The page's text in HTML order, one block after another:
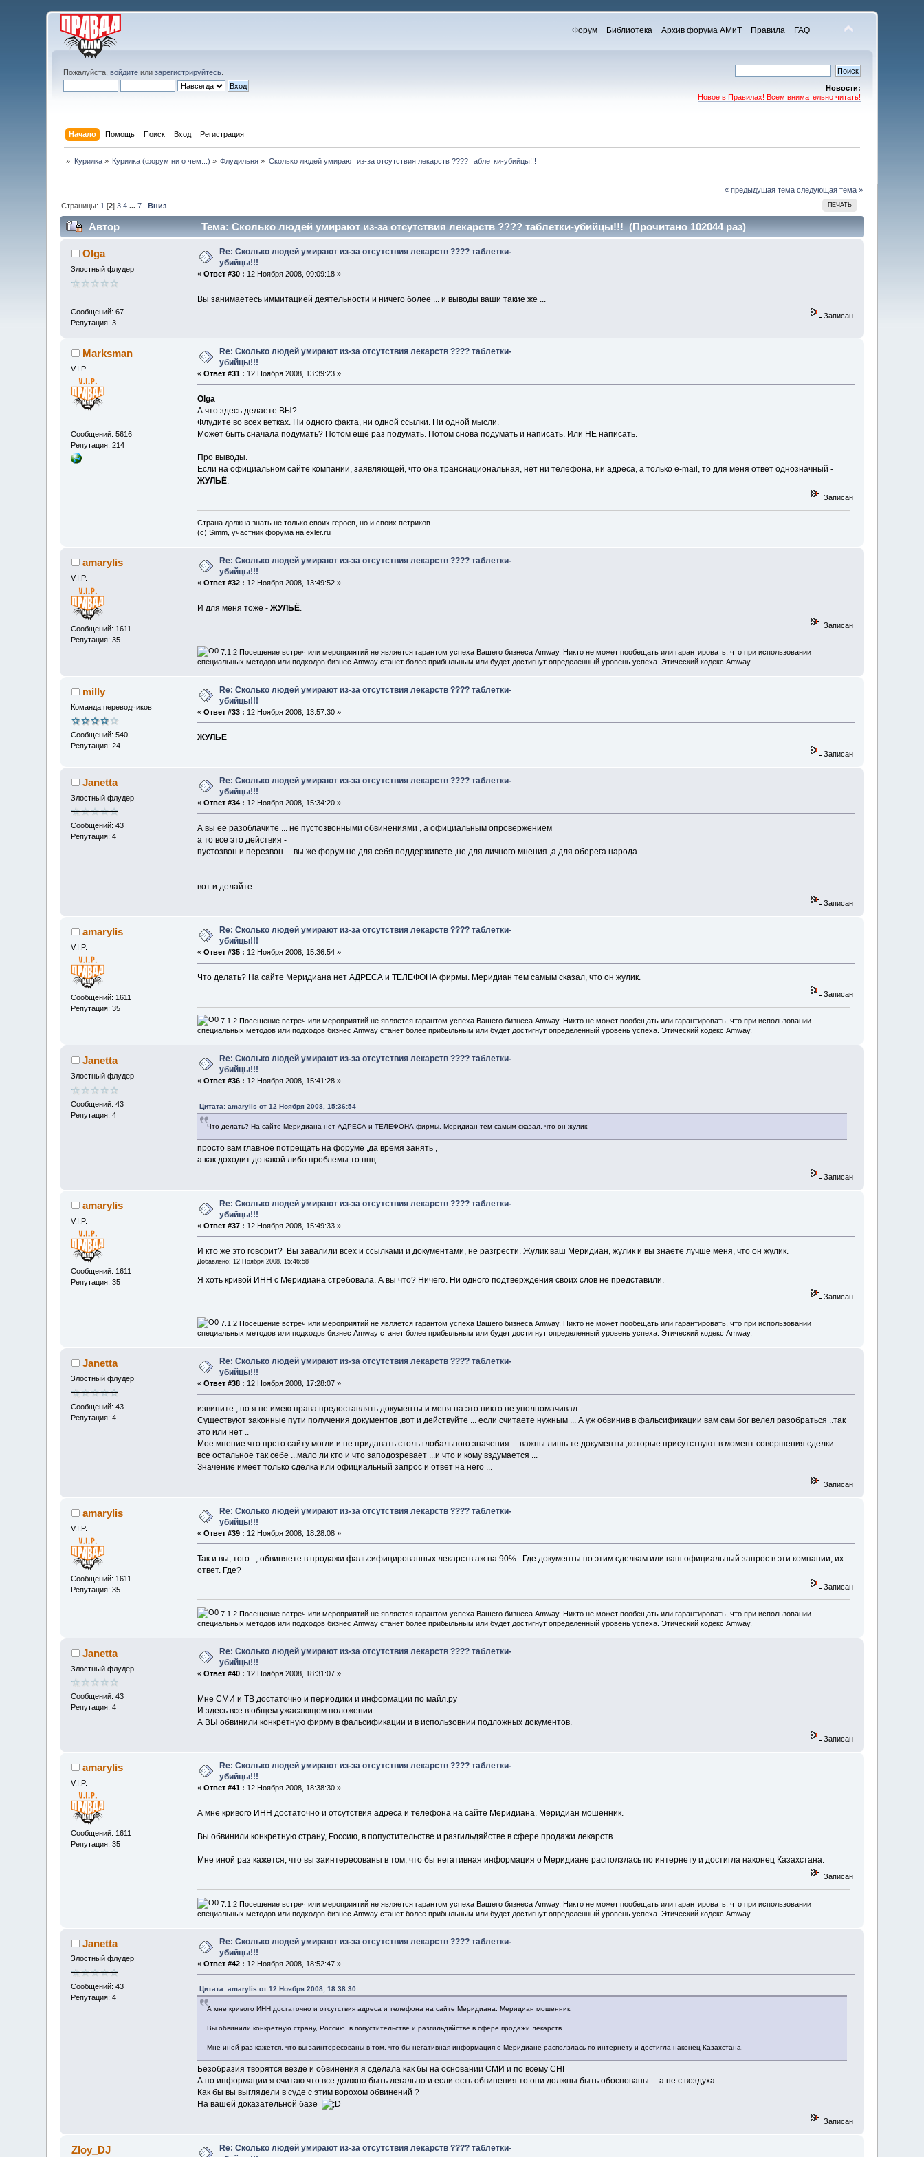
Форум Библиотека Архив форума АМиТ Правила FAQ
Пожалуйста,войдите илизарегистрируйтесь
Новости:
Новое в Правилах! Всем внимательно читать!
Начало Помощь Поиск Вход Регистрация
» Курилка» Курилка (форум ни о чем...) » Флудильня » Сколько людей умирают из-за отсутствия лекарств ???? таблетки-убийцы!!!
« предыдущая тема следующая тема »
ПЕЧАТЬ
Страницы: 1 [2]3 4 ...7 Вниз
Автор Тема: Сколько людей умирают из-за отсутствия лекарств ???? таблетки-убийцы!!! (Прочитано 102044 раз)
Olga
Злостный флудер
Сообщений: 67
Репутация: 3
Re: Сколько людей умирают из-за отсутствия лекарств ???? таблетки-
убийцы!!!
« Ответ #30 : 12 Ноября 2008, 09:09:18 »
Вы занимаетесь иммитацией деятельности и ничего более ... и выводы ваши такие же ...
Записан
Marksman
V.I.P.
Сообщений: 5616
Репутация: 214
Re: Сколько людей умирают из-за отсутствия лекарств ???? таблетки-
убийцы!!!
« Ответ #31 : 12 Ноября 2008, 13:39:23 »
Olga
А что здесь делаете ВЫ?
Флудите во всех ветках. Ни одного факта, ни одной ссылки. Ни одной мысли.
Может быть сначала подумать? Потом ещё раз подумать. Потом снова подумать и написать. Или НЕ написать.
Про выводы.
Если на официальном сайте компании, заявляющей, что она транснациональная, нет ни телефона, ни адреса, а только е-mail, то для меня ответ однозначный -
ЖУЛЬЁ.
Записан
Страна должна знать не только своих героев, но и своих петриков
(c) Simm, участник форума на exler.ru
amarylis
V.I.P.
Сообщений: 1611
Репутация: 35
Re: Сколько людей умирают из-за отсутствия лекарств ???? таблетки-
убийцы!!!
« Ответ #32 : 12 Ноября 2008, 13:49:52 »
И для меня тоже - ЖУЛЬЁ.
Записан
7.1.2 Посещение встреч или мероприятий не является гарантом успеха Вашего бизнеса Amway. Никто не может пообещать или гарантировать, что при использовании
специальных методов или подходов бизнес Amway станет более прибыльным или будет достигнут определенный уровень успеха. Этический кодекс Amway.
milly
Команда переводчиков
Сообщений: 540
Репутация: 24
Re: Сколько людей умирают из-за отсутствия лекарств ???? таблетки-
убийцы!!!
« Ответ #33 : 12 Ноября 2008, 13:57:30 »
ЖУЛЬЁ
Записан
Janetta
Злостный флудер
Сообщений: 43
Репутация: 4
Re: Сколько людей умирают из-за отсутствия лекарств ???? таблетки-
убийцы!!!
« Ответ #34 : 12 Ноября 2008, 15:34:20 »
А вы ее разоблачите ... не пустозвонными обвинениями , а официальным опровержением
а то все это действия -
пустозвон и перезвон ... вы же форум не для себя поддерживете ,не для личного мнения ,а для оберега народа
вот и делайте ...
Записан
amarylis
V.I.P.
Сообщений: 1611
Репутация: 35
Re: Сколько людей умирают из-за отсутствия лекарств ???? таблетки-
убийцы!!!
« Ответ #35 : 12 Ноября 2008, 15:36:54 »
Что делать? На сайте Меридиана нет АДРЕСА и ТЕЛЕФОНА фирмы. Меридиан тем самым сказал, что он жулик.
Записан
7.1.2 Посещение встреч или мероприятий не является гарантом успеха Вашего бизнеса Amway. Никто не может пообещать или гарантировать, что при использовании
специальных методов или подходов бизнес Amway станет более прибыльным или будет достигнут определенный уровень успеха. Этический кодекс Amway.
Janetta
Злостный флудер
Сообщений: 43
Репутация: 4
Re: Сколько людей умирают из-за отсутствия лекарств ???? таблетки-
убийцы!!!
« Ответ #36 : 12 Ноября 2008, 15:41:28 »
Цитата: amarylis от 12 Ноября 2008, 15:36:54
Что делать? На сайте Меридиана нет АДРЕСА и ТЕЛЕФОНА фирмы. Меридиан тем самым сказал, что он жулик.
просто вам главное потрещать на форуме ,да время занять ,
а как доходит до какой либо проблемы то ппц...
Записан
amarylis
V.I.P.
Сообщений: 1611
Репутация: 35
Re: Сколько людей умирают из-за отсутствия лекарств ???? таблетки-
убийцы!!!
« Ответ #37 : 12 Ноября 2008, 15:49:33 »
И кто же это говорит? Вы завалили всех и ссылками и документами, не разгрести. Жулик ваш Меридиан, жулик и вы знаете лучше меня, что он жулик.
Добавлено: 12 Ноября 2008, 15:46:58
Я хоть кривой ИНН с Меридиана стребовала. А вы что? Ничего. Ни одного подтверждения своих слов не представили.
Записан
7.1.2 Посещение встреч или мероприятий не является гарантом успеха Вашего бизнеса Amway. Никто не может пообещать или гарантировать, что при использовании
специальных методов или подходов бизнес Amway станет более прибыльным или будет достигнут определенный уровень успеха. Этический кодекс Amway.
Janetta
Злостный флудер
Сообщений: 43
Репутация: 4
Re: Сколько людей умирают из-за отсутствия лекарств ???? таблетки-
убийцы!!!
« Ответ #38 : 12 Ноября 2008, 17:28:07 »
извините , но я не имею права предоставлять документы и меня на это никто не уполномачивал
Существуют законные пути получения документов ,вот и действуйте ... если считаете нужным ... А уж обвинив в фальсификации вам сам бог велел разобраться ..так
это или нет ..
Мое мнение что прсто сайту могли и не придавать столь глобального значения ... важны лишь те документы ,которые присутствуют в момент совершения сделки ...
все остальное так себе ...мало ли кто и что заподозревает ...и что и кому вздумается ...
Значение имеет только сделка или официальный запрос и ответ на него ...
Записан
amarylis
V.I.P.
Сообщений: 1611
Репутация: 35
Re: Сколько людей умирают из-за отсутствия лекарств ???? таблетки-
убийцы!!!
« Ответ #39 : 12 Ноября 2008, 18:28:08 »
Так и вы, того..., обвиняете в продажи фальсифицированных лекарств аж на 90% . Где документы по этим сделкам или ваш официальный запрос в эти компании, их
ответ. Где?
Записан
7.1.2 Посещение встреч или мероприятий не является гарантом успеха Вашего бизнеса Amway. Никто не может пообещать или гарантировать, что при использовании
специальных методов или подходов бизнес Amway станет более прибыльным или будет достигнут определенный уровень успеха. Этический кодекс Amway.
Janetta
Злостный флудер
Сообщений: 43
Репутация: 4
Re: Сколько людей умирают из-за отсутствия лекарств ???? таблетки-
убийцы!!!
« Ответ #40 : 12 Ноября 2008, 18:31:07 »
Мне СМИ и ТВ достаточно и периодики и информации по майл.ру
И здесь все в общем ужасающем положении...
А ВЫ обвинили конкретную фирму в фальсификации и в использовнии подложных документов.
Записан
amarylis
V.I.P.
Сообщений: 1611
Репутация: 35
Re: Сколько людей умирают из-за отсутствия лекарств ???? таблетки-
убийцы!!!
« Ответ #41 : 12 Ноября 2008, 18:38:30 »
А мне кривого ИНН достаточно и отсутствия адреса и телефона на сайте Меридиана. Меридиан мошенник.
Вы обвинили конкретную страну, Россию, в попустительстве и разгильдяйстве в сфере продажи лекарств.
Мне иной раз кажется, что вы заинтересованы в том, что бы негативная информация о Меридиане расползлась по интернету и достигла наконец Казахстана.
Записан
7.1.2 Посещение встреч или мероприятий не является гарантом успеха Вашего бизнеса Amway. Никто не может пообещать или гарантировать, что при использовании
специальных методов или подходов бизнес Amway станет более прибыльным или будет достигнут определенный уровень успеха. Этический кодекс Amway.
Janetta
Злостный флудер
Сообщений: 43
Репутация: 4
Re: Сколько людей умирают из-за отсутствия лекарств ???? таблетки-
убийцы!!!
« Ответ #42 : 12 Ноября 2008, 18:52:47 »
Цитата: amarylis от 12 Ноября 2008, 18:38:30
А мне кривого ИНН достаточно и отсутствия адреса и телефона на сайте Меридиана. Меридиан мошенник.
Вы обвинили конкретную страну, Россию, в попустительстве и разгильдяйстве в сфере продажи лекарств.
Мне иной раз кажется, что вы заинтересованы в том, что бы негативная информация о Меридиане расползлась по интернету и достигла наконец Казахстана.
Безобразия творятся везде и обвинения я сделала как бы на основании СМИ и по всему СНГ
А по информации я считаю что все должно быть легально и если есть обвинения то они должны быть обоснованы ....а не с воздуха ...
Как бы вы выглядели в суде с этим ворохом обвинений ?
На вашей доказательной базе
Записан
Zloy_DJ
Re: Сколько людей умирают из-за отсутствия лекарств ???? таблетки-